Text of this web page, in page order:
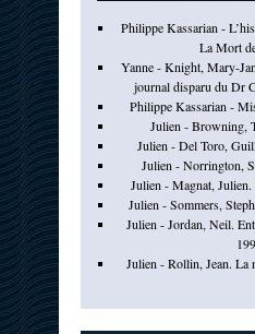
Philippe Kassarian -
La Mort
Yanne - Knight, Mary-
journal disparu du Dr
Philippe Kassarian -
Julien - Browning,
Julien - Del Toro,
Julien - Norrington,
Julien - Magnat,
Julien - Sommers,
Julien - Jordan, Neil.
Julien - Rollin, Jean. La